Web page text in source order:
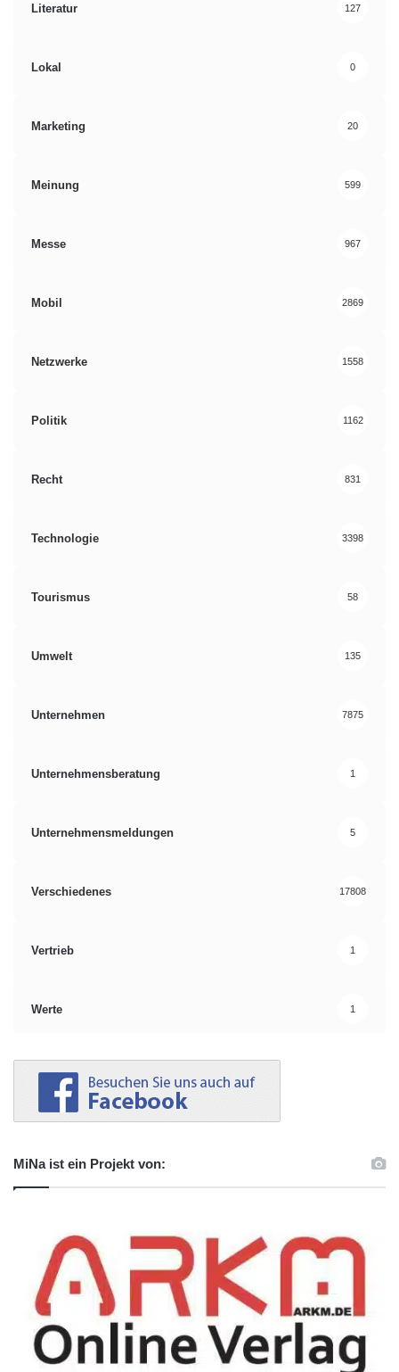
Literatur 127
Lokal 0
Marketing 20
Meinung 599
Messe 967
Mobil 2869
Netzwerke 1558
Politik 1162
Recht 831
Technologie 3398
Tourismus 58
Umwelt 135
Unternehmen 7875
Unternehmensberatung 1
Unternehmensmeldungen 5
Verschiedenes 17808
Vertrieb 1
Werte 1
MiNa ist ein Projekt von: